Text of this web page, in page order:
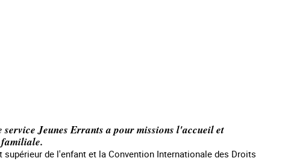
service Jeunes Errants a pour missions l'accueil et
familiale.
de l'enfant et la Convention Internationale des Droits